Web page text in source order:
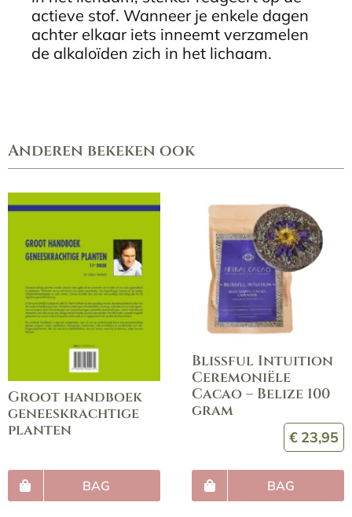
actieve stof. Wanneer je enkele dagen
achter elkaar iets inneemt verzamelen
de alkaloïden zich in het lichaam.
Anderen bekeken ook
Groot handboek
geneeskrachtige
planten
BAG
Blissful Intuition
Ceremoniële
Cacao – Belize 100
gram
€ 23,95
BAG